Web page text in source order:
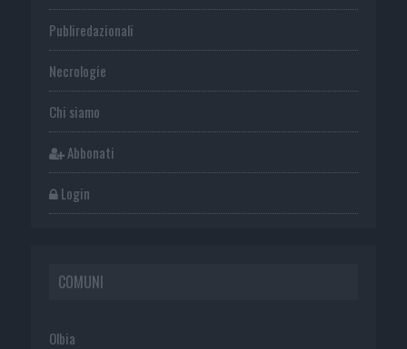
Publiredazionali
Necrologie
Chi siamo
Abbonati
Login
COMUNI
Olbia